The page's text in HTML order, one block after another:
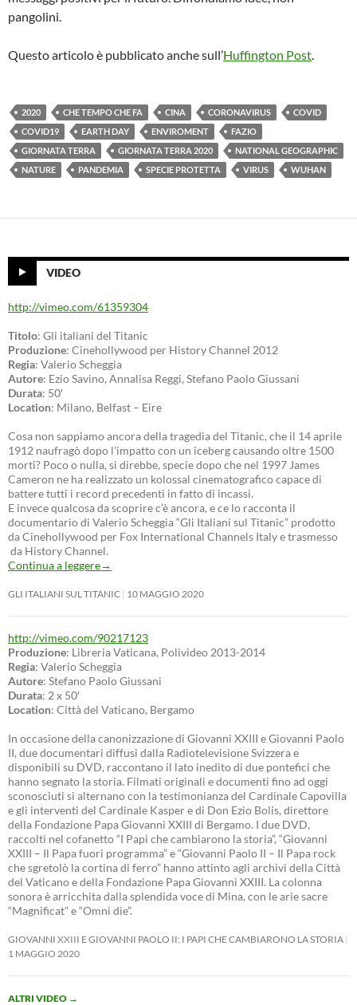
pangolini.
Questo articolo è pubblicato anche sull’Huffington Post.
2020 CHE TEMPO CHE FA CINA CORONAVIRUS
COVID
COVID19
EARTH DAY ENVIROMENT
FAZIO
GIORNATA TERRA
GIORNATA TERRA 2020
NATIONAL GEOGRAPHIC
NATURE
PANDEMIA SPECIE PROTETTA VIRUS WUHAN
VIDEO
http://vimeo.com/61359304
Titolo: Gli italiani del Titanic
Produzione: Cinehollywood per History Channel 2012
Regia: Valerio Scheggia
Autore: Ezio Savino, Annalisa Reggi, Stefano Paolo Giussani
Durata: 50′
Location: Milano, Belfast – Eire
Cosa non sappiamo ancora della tragedia del Titanic, che il 14 aprile
1912 naufragò dopo l’impatto con un iceberg causando oltre 1500
morti? Poco o nulla, si direbbe, specie dopo che nel 1997 James
Cameron ne ha realizzato un kolossal cinematografico capace di
battere tutti i record precedenti in fatto di incassi.
E invece qualcosa da scoprire c’è ancora, e ce lo racconta il
documentario di Valerio Scheggia “Gli Italiani sul Titanic” prodotto
da Cinehollywood per Fox International Channels Italy e trasmesso
da History Channel.
Continua a leggere→
GLI ITALIANI SUL TITANIC 10 MAGGIO 2020
http://vimeo.com/90217123
Produzione: Libreria Vaticana, Polivideo 2013-2014
Regia: Valerio Scheggia
Autore: Stefano Paolo Giussani
Durata: 2 x 50′
Location: Città del Vaticano, Bergamo
In occasione della canonizzazione di Giovanni XXIII e Giovanni Paolo
II, due documentari diffusi dalla Radiotelevisione Svizzera e
disponibili su DVD, raccontano il lato inedito di due pontefici che
hanno segnato la storia. Filmati originali e documenti fino ad oggi
sconosciuti si alternano con la testimonianza del Cardinale Capovilla
e gli interventi del Cardinale Kasper e di Don Ezio Bolis, direttore
della Fondazione Papa Giovanni XXIII di Bergamo. I due DVD,
raccolti nel cofanetto “I Papi che cambiarono la storia”, “Giovanni
XXIII – Il Papa fuori programma” e “Giovanni Paolo II – Il Papa rock
che sgretolò la cortina di ferro” hanno attinto agli archivi della Città
del Vaticano e della Fondazione Papa Giovanni XXIII. La colonna
sonora è arricchita dalla splendida voce di Mina, con le arie sacre
“Magnificat” e “Omni die”.
GIOVANNI XXIII E GIOVANNI PAOLO II: I PAPI CHE CAMBIARONO LA STORIA
1 MAGGIO 2020
ALTRI VIDEO →